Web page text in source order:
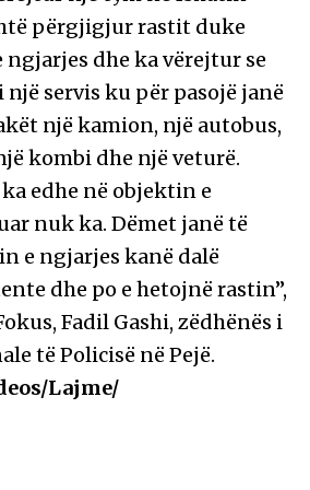
përgjigjur rastit duke
ngjarjes dhe ka vërejtur se
servis ku për pasojë janë
një kamion, një autobus,
kombi dhe një veturë.
edhe në objektin e
nuk ka. Dëmet janë të
e ngjarjes kanë dalë
dhe po e hetojnë rastin”,
Fadil Gashi, zëdhënës i
të Policisë në Pejë.
Lajme/